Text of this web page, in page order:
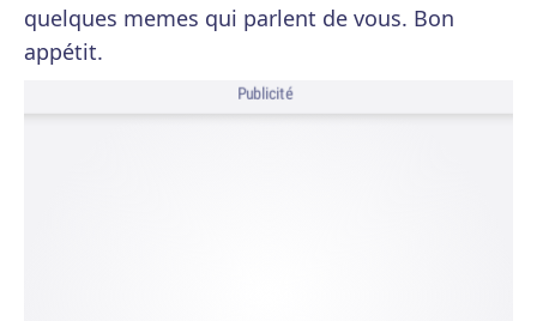
quelques memes qui parlent de vous. Bon
appétit.
Publicité